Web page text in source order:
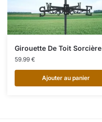
Girouette De Toit Sorcière
59.99 €
Ajouter au panier